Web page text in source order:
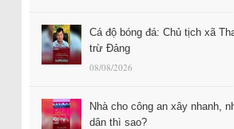
Cá độ bóng đá: Chủ tịch xã
trừ Đảng
08/08/2026
Nhà cho công an xây nhanh,
dân thì sao?